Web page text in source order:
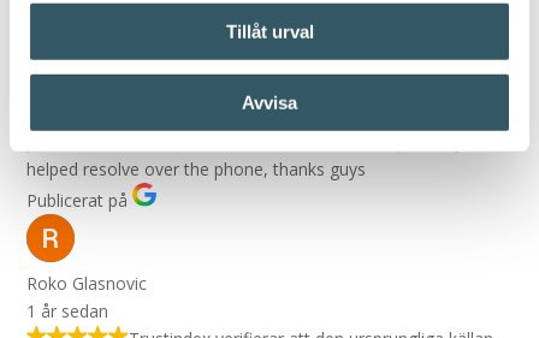
Tillåt urval
Avvisa
Top quality charter operation, well maintained yachts,
friendly, efficient handover. Do charter directly with Chilla as
Had a brilliant week on Lina Elan E5. We had a small
helped resolve over the phone, thanks guys
Publicerat på
Roko Glasnovic
1 år sedan